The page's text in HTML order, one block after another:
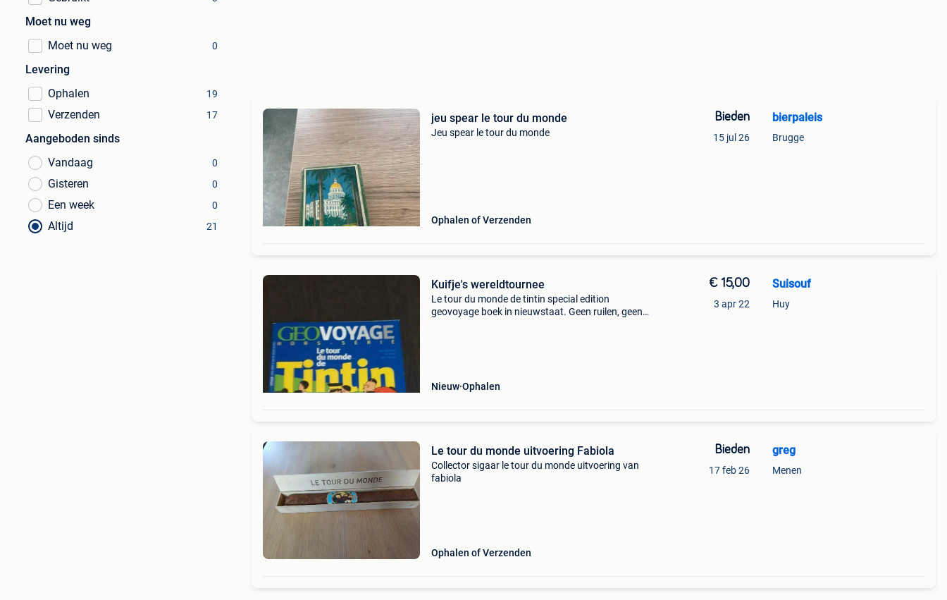
Moet nu weg
Moet nu weg
0
Levering
Ophalen
19
Verzenden 17
Aangeboden sinds
Vandaag
0
Gisteren 0
Een week 0
Altijd 21
jeu spear le tour du monde
Jeu spear le tour du monde
Ophalen of Verzenden
Bieden
15 jul 26
bierpaleis
Brugge
Kuifje's wereldtournee
Le tour du monde de tintin special edition
geovoyage boek in nieuwstaat. Geen ruilen, geen
Nieuw Ophalen
€ 15,00
3 apr 22
Suisouf
Huy
Le tour du monde uitvoering Fabiola
Collector sigaar le tour du monde uitvoering van
fabiola
Ophalen of Verzenden
Bieden
17 feb 26
greg
Menen